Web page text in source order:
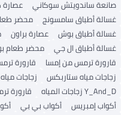
صانعة ساندويتش سوكاني
عصارة
غسالة أطباق سامسونج
محضر طعام
غسالة أطباق بوش
عصارة براون
غسالة أطباق ال جي
محضر طعام
قارورة ترمس من إمسا
قارورة
زجاجات مياه ستاربكس
زجاجات مياه
Y_And_D زجاجات المياه
قارورة
أكواب إمبريس
أكواب بي بي أكواب 3Drose